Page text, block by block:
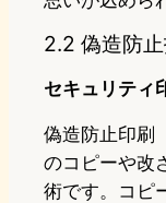
2.2 偽造防
セキュリティ
偽造防止印刷
のコピーや改
術です。コピ